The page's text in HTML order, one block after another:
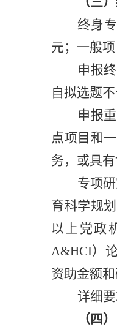
终身
元；一般
申报
自拟选题
申报
点项目和
务，或具
专项
育科学规
以上党政
A&HCI）
资助金额
详细
（四）